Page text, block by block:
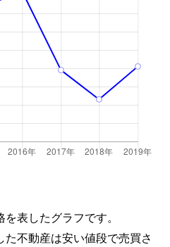
表したグラフです。
不動産は安い値段で売買さ